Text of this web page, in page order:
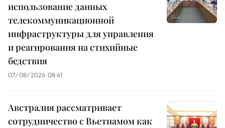
использование данных
телекоммуникационной
инфраструктуры для управления
и реагирования на стихийные
бедствия
07/08/2026 08:41
Австралия рассматривает
сотрудничество с Вьетнамом как